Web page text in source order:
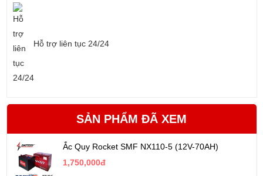
Hỗ trợ liên tục 24/24
SẢN PHẨM ĐÃ XEM
Ắc Quy Rocket SMF NX110-5 (12V-70AH)
1,750,000đ